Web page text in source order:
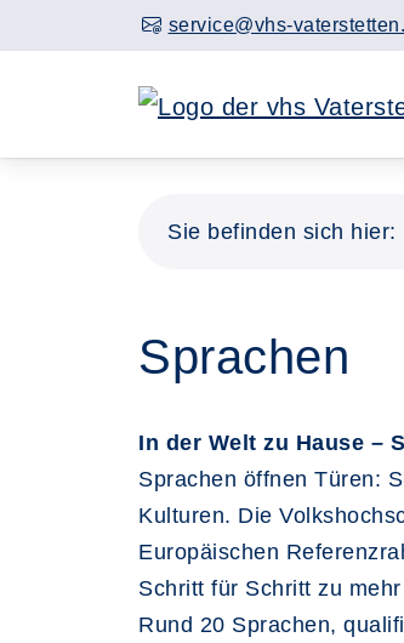
service@vhs-
Sie befinden sich hier:
Sprachen
In der Welt zu Hause –
Sprachen öffnen Türen:
Kulturen. Die
Europäischen
Schritt für Schritt zu
Rund 20 Sprachen,